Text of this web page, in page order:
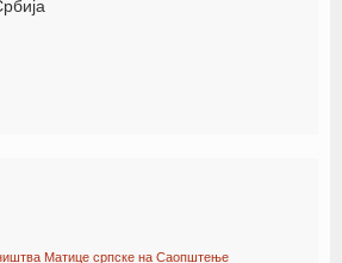
Матице српске на Саопштење